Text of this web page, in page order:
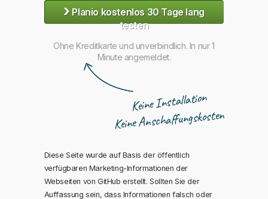
Mehr
›Planio kostenlos 30 Tage lang
testen
Ohne Kreditkarte und unverbindlich. In nur 1
Minute angemeldet.
Keine Installation
Keine Anschaffungskosten
Diese Seite wurde auf Basis der öffentlich
verfügbaren Marketing-Informationen der
Webseiten von GitHub erstellt. Sollten Sie der
Auffassung sein, dass Informationen falsch oder